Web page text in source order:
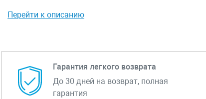
Перейти к описанию
Гарантия легкого возврата
До 30 дней на возврат, полная
гарантия